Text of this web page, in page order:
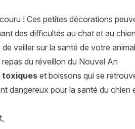
! Ces petites décorations
des difficultés au chat et au
veiller sur la santé de votre
du réveillon du Nouvel An
toxiques et boissons qui se
dangereux pour la santé du chien